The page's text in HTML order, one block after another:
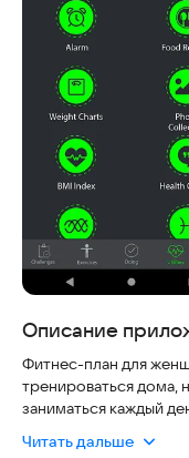
Описание
Фитнес-план для
тренироваться дома,
заниматься каждый
новичок в фитнесе, и
Читать дальше